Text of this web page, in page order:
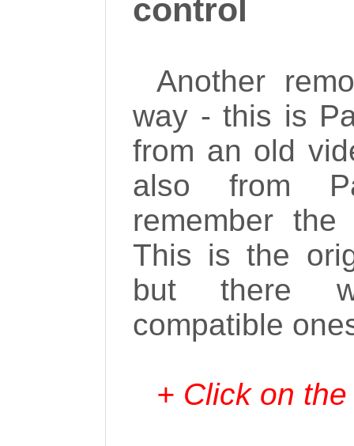
control
Another
way - this is
from an old
also from
remember
This is the
but there
compatible
+ Click on